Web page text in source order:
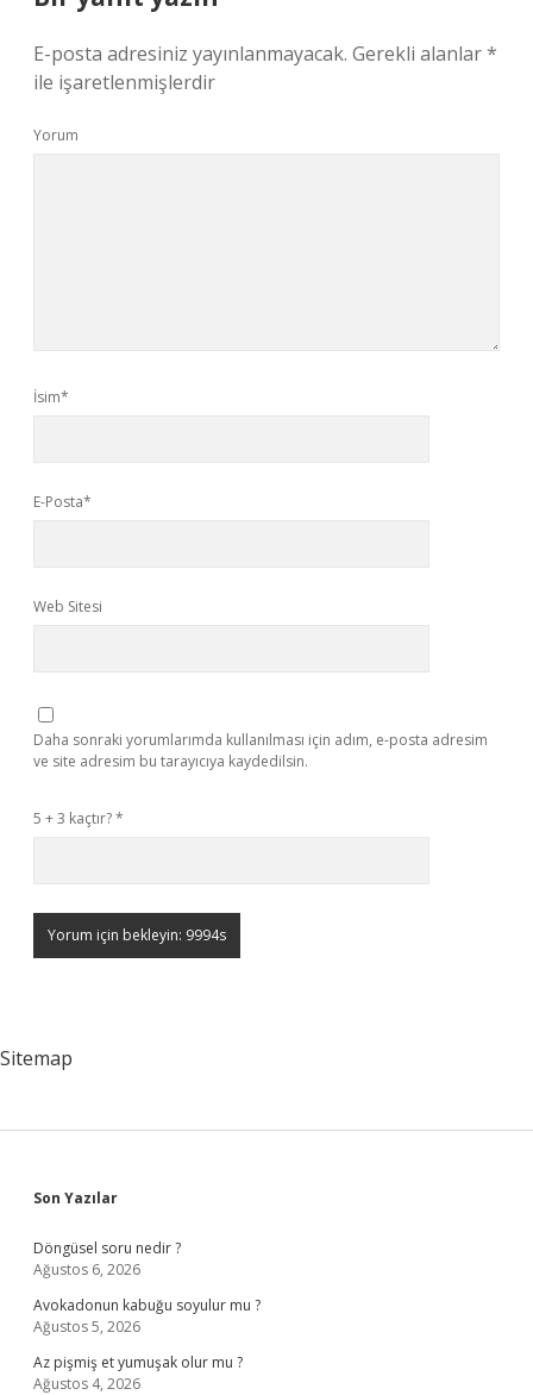
E-posta adresiniz yayınlanmayacak. Gerekli alanlar*
ile işaretlenmişlerdir
Yorum
İsim*
E-Posta*
Web Sitesi
Daha sonraki yorumlarımda kullanılması için adım, e-posta adresim
ve site adresim bu tarayıcıya kaydedilsin.
5 + 3 kaçtır?*
Sitemap
Sidebar
Son Yazılar
Döngüsel soru nedir ?
Ağustos 6, 2026
Avokadonun kabuğu soyulur mu ?
Ağustos 5, 2026
Az pişmiş et yumuşak olur mu ?
Ağustos 4, 2026